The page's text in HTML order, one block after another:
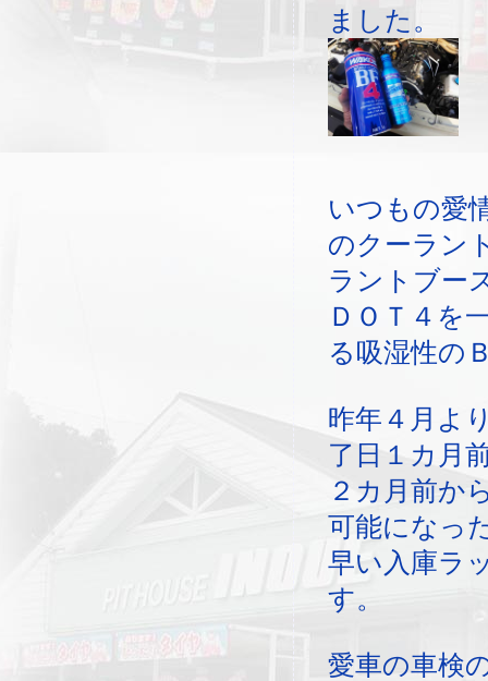
ました。
いつもの愛
のクーラン
ラントブー
ＤＯＴ４を
る吸湿性の
昨年４月よ
了日１カ月
２カ月前か
可能になっ
早い入庫ラ
す。
愛車の車検